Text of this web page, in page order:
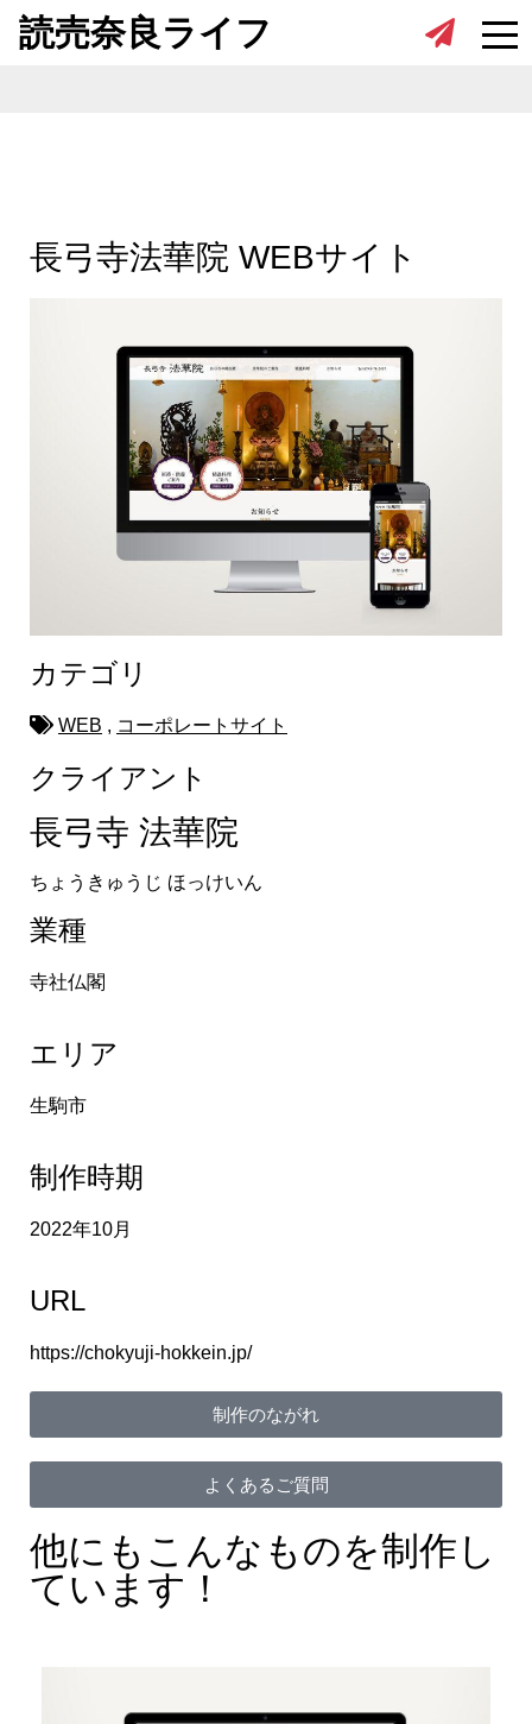
Skip to content
読売奈良ライフ
長弓寺法華院 WEBサイト
カテゴリ
WEB , コーポレートサイト
クライアント
長弓寺 法華院
ちょうきゅうじ ほっけいん
業種
寺社仏閣
エリア
生駒市
制作時期
2022年10月
URL
https://chokyuji-hokkein.jp/
制作のながれ
よくあるご質問
他にもこんなものを制作し
ています！